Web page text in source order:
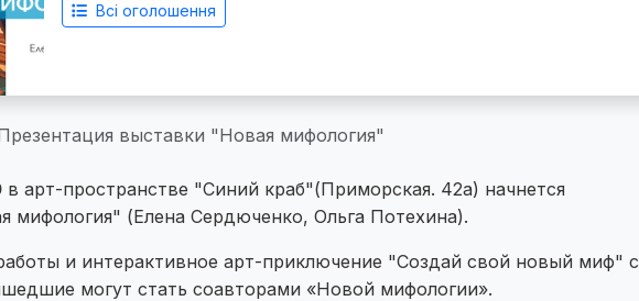
Всі оголошення
выставки "Новая мифология"
в арт-пространстве "Синий краб"(Приморская. 42а) начнется
мифология" (Елена Сердюченко, Ольга Потехина).
и интерактивное арт-приключение "Создай свой новый миф" с
могут стать соавторами «Новой мифологии».